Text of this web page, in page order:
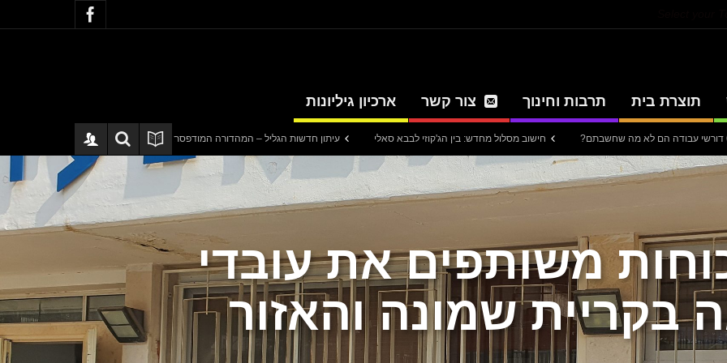
תוצרת בית תרבות וחינוך צור קשר ארכיון גיליונות
חישוב מסלול מחדש: בין הג'קוזי לבבא סאלי עיתון חדשות הגליל – המהדורה המודפסת | גליון 940 סערה בתיק להנגהל: עבודות שירות
משותפים את עובדי
בקריית שמונה והאזור